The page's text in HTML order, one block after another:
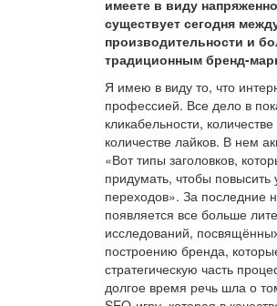
имеете в виду
существует сегодня
производительности и
традиционным бренд-
Я имею в виду то, что
профессией. Все дело в
кликабельности,
количестве лайков. В нем
«Вот типы заголовков,
придумать, чтобы повысить
переходов». За последние
появляется все больше
исследований,
построению бренда,
стратегическую часть
долгое время речь шла о